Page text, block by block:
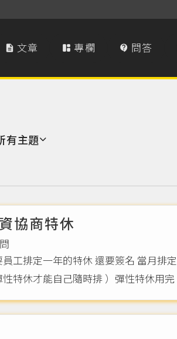
 文章  專欄  問答
有主題
協商特休
工排定一年的特休 還要簽名 當月
特休才能自己隨時排 ）彈性特休用